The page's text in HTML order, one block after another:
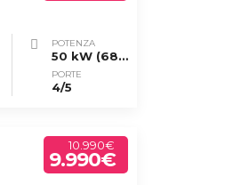
POTENZA
50 kW (68 CV)
PORTE
4/5
10.990€
9.990€